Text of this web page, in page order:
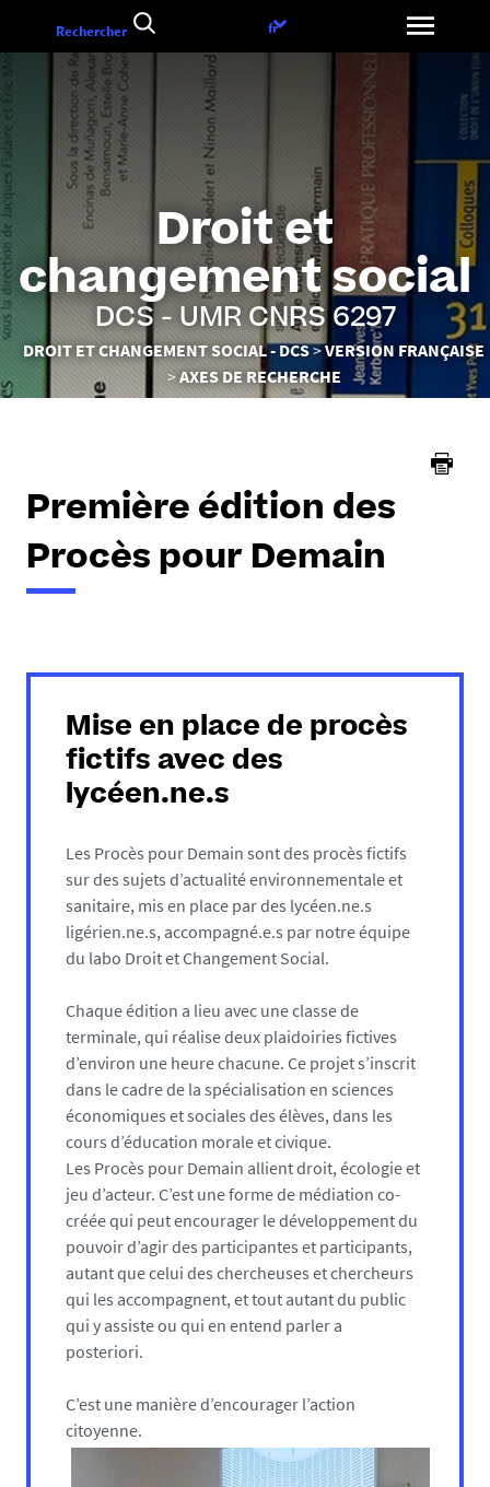
Droit et
changement social
DCS - UMR CNRS 6297
Vous
ici :
DROIT ET CHANGEMENT SOCIAL - DCS
VERSION FRANÇAISE
AXES DE RECHERCHE
Rechercher
Choix
fr
Première édition des
Procès pour Demain
Mise en place de procès
fictifs avec des
lycéen.ne.s
Les Procès pour Demain sont des procès fictifs
sur des sujets d’actualité environnementale et
sanitaire, mis en place par des lycéen.ne.s
ligérien.ne.s, accompagné.e.s par notre équipe
du labo Droit et Changement Social.
Chaque édition a lieu avec une classe de
terminale, qui réalise deux plaidoiries fictives
d’environ une heure chacune. Ce projet s’inscrit
dans le cadre de la spécialisation en sciences
économiques et sociales des élèves, dans les
cours d’éducation morale et civique.
Les Procès pour Demain allient droit, écologie et
jeu d’acteur. C’est une forme de médiation co-
créée qui peut encourager le développement du
pouvoir d’agir des participantes et participants,
autant que celui des chercheuses et chercheurs
qui les accompagnent, et tout autant du public
qui y assiste ou qui en entend parler a
posteriori.
C’est une manière d’encourager l’action
citoyenne.